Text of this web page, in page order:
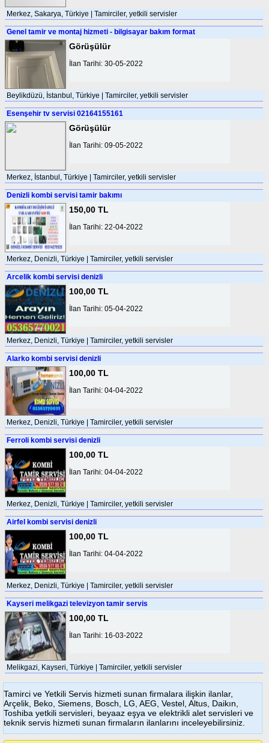
Merkez, Sakarya, Türkiye | Tamirciler, yetkili servisler
Genel tamir ve montaj hizmeti - bilgisayar bakım format
Görüşülür
İlan Tarihi: 30-05-2022
Beylikdüzü, İstanbul, Türkiye | Tamirciler, yetkili servisler
Esenşehir tv servisi 02164155161
Görüşülür
İlan Tarihi: 09-05-2022
Merkez, İstanbul, Türkiye | Tamirciler, yetkili servisler
Denizli kombi servisi tamir bakımı
150,00 TL
İlan Tarihi: 22-04-2022
Merkez, Denizli, Türkiye | Tamirciler, yetkili servisler
Arcelik kombi servisi denizli
100,00 TL
İlan Tarihi: 05-04-2022
Merkez, Denizli, Türkiye | Tamirciler, yetkili servisler
Alarko kombi servisi denizli
100,00 TL
İlan Tarihi: 04-04-2022
Merkez, Denizli, Türkiye | Tamirciler, yetkili servisler
Ferroli kombi servisi denizli
100,00 TL
İlan Tarihi: 04-04-2022
Merkez, Denizli, Türkiye | Tamirciler, yetkili servisler
Airfel kombi servisi denizli
100,00 TL
İlan Tarihi: 04-04-2022
Merkez, Denizli, Türkiye | Tamirciler, yetkili servisler
Kayseri melikgazi televizyon tamir servis
100,00 TL
İlan Tarihi: 16-03-2022
Melikgazi, Kayseri, Türkiye | Tamirciler, yetkili servisler
Tamirci ve Yetkili Servis hizmeti sunan firmalara ilişkin ilanlar,
Arçelik, Beko, Siemens, Bosch, LG, AEG, Vestel, Altus, Daikın,
Toshiba yetkili servisleri, beyaaz eşya ve elektrikli alet servisleri ve
teknik servis hizmeti sunan firmaların ilanlarını inceleyebilirsiniz.